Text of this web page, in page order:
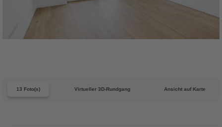
13 Foto(s) Virtueller 3D-Rundgang Ansicht auf Karte